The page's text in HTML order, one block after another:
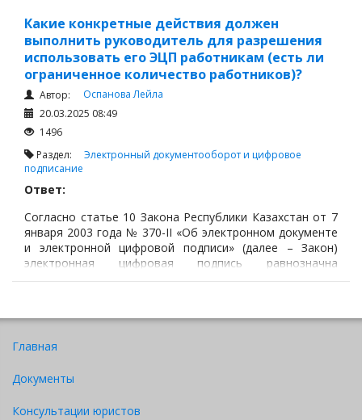
выполнении следующих условий:
Какие конкретные действия должен
выполнить руководитель для разрешения
использовать его ЭЦП работникам (есть ли
ограниченное количество работников)?
Автор:
Оспанова Лейла
20.03.2025 08:49
1496
Раздел: Электронный документооборот и цифровое
подписание
Ответ:
Согласно статье 10 Закона Республики Казахстан от 7
января 2003 года № 370-II «Об электронном документе
и электронной цифровой подписи» (далее – Закон)
электронная цифровая подпись равнозначна
собственноручной подписи подписывающего лица и
Главная
Документы
Консультации юристов